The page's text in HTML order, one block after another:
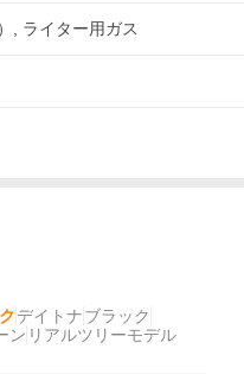
, ライター用ガス
デイトナブラック
ン リアルツリーモデル